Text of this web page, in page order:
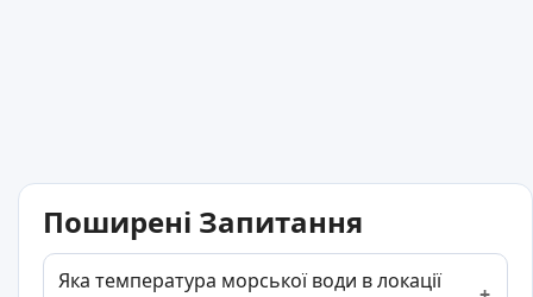
Поширені Запитання
Яка температура морської води в локації